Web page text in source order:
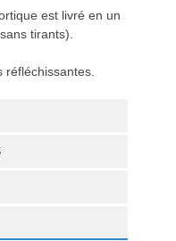
est livré en un
tirants).